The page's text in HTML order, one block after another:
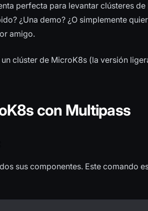
perfecta para levantar clústeres de
¿Una demo? ¿O simplemente
amigo.
clúster de MicroK8s (la versión
con Multipass
sus componentes. Este comando